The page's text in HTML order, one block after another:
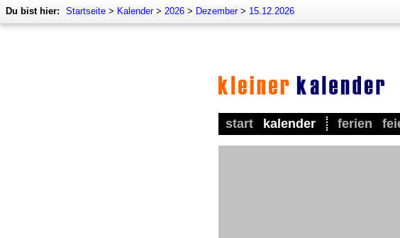
Du bist hier: Startseite > Kalender> 2026 > Dezember> 15.12.2026
start kalender ferien